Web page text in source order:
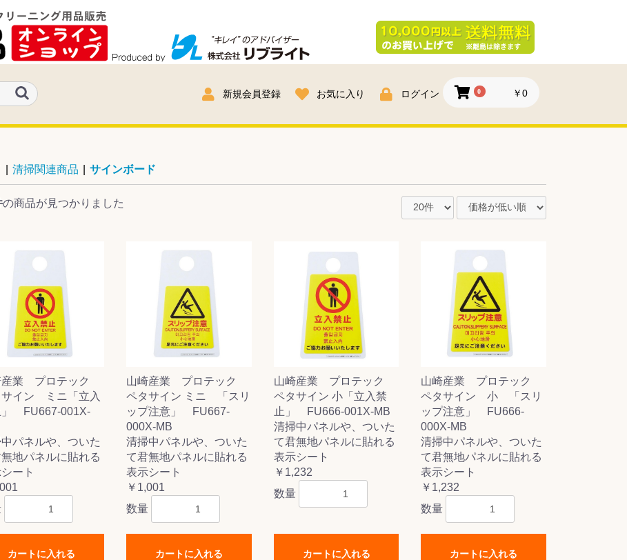
新規会員登録 お気に入り ログイン 0 ￥0
クス(一般製品)
ンテナンス用樹
剤
樹脂製品
クス
製品
ラ フロアケアシ
用・テラゾー・
ート用
クス
ナー
クリーナー
クリーナー
クス
樹脂製品
製品
ンテナンス用樹
ス
製品
商品
品
商品
モップ
ヤー
チメント
式用)
キューム
イトバキューム
スタイプ
ード
ポリッシャー
清掃関連商品 サインボード
の商品が見つかりました
産業 プロテック
サイン ミニ「立入
」 FU667-001X-
パネルや、ついた
地パネルに貼れる
ート
カートに入れる
山崎産業 プロテック
ペタサイン ミニ 「スリ
ップ注意」 FU667-
000X-MB
清掃中パネルや、ついた
て君無地パネルに貼れる
表示シート
￥1,001
数量
カートに入れる
山崎産業 プロテック
ペタサイン 小「立入禁
止」 FU666-001X-MB
清掃中パネルや、ついた
て君無地パネルに貼れる
表示シート
￥1,232
数量
カートに入れる
山崎産業 プロテック
ペタサイン 小 「スリ
ップ注意」 FU666-
000X-MB
清掃中パネルや、ついた
て君無地パネルに貼れる
表示シート
￥1,232
数量
カートに入れる